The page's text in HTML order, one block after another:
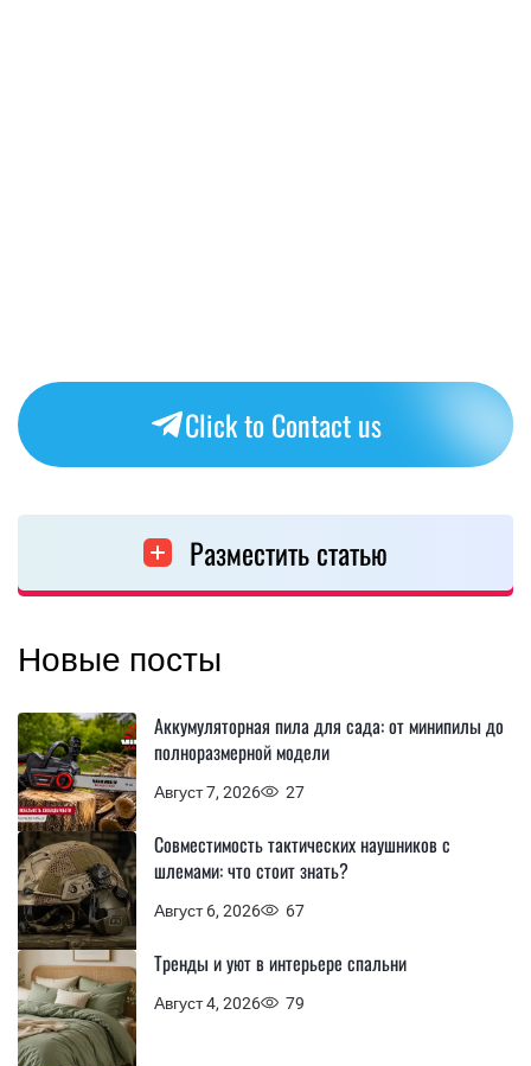
Click to Contact us
Разместить статью
Новые посты
Август 7, 2026 27
Аккумуляторная пила для сада: от минипилы до
полноразмерной модели
Август 6, 2026 67
Совместимость тактических наушников с
шлемами: что стоит знать?
Август 4, 2026 79
Тренды и уют в интерьере спальни